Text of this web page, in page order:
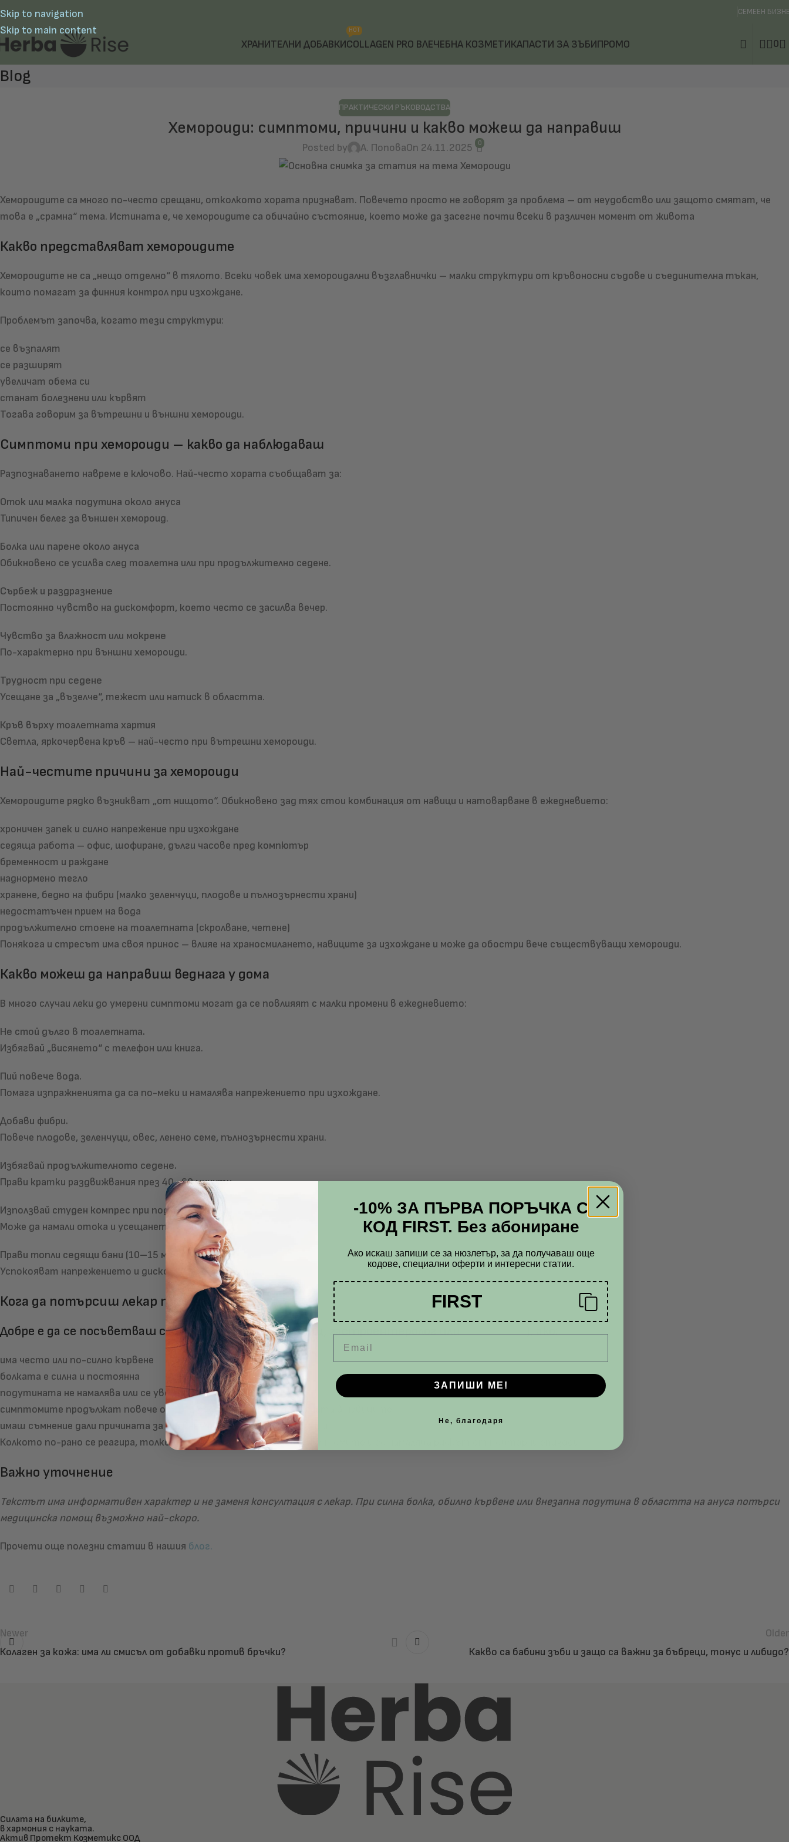
Skip to navigation
Skip to main content
СЕМЕЕН
ХРАНИТЕЛНИ ДОБАВКИCOLLAGEN PRO B
HOT
ЛЕЧЕБНА КОЗМЕТИКАПАСТИ ЗА ЗЪБИПРОМО 0
Blog
ПРАКТИЧЕСКИ РЪКОВОДСТВА
Хемороиди: симптоми, причини и какво можеш да направиш
Posted by А. ПоповаOn 24.11.2025 0
Хемороидите са много по-често срещани, отколкото хората признават. Повечето просто не говорят за проблема – от неудобство или защото смятат, че
това е „срамна“ тема. Истината е, че хемороидите са обичайно състояние, което може да засегне почти всеки в различен момент от живота
Какво представляват хемороидите
Хемороидите не са „нещо отделно“ в тялото. Всеки човек има хемороидални възглавнички – малки структури от кръвоносни съдове и съединителна тъкан,
които помагат за финния контрол при изхождане.
Проблемът започва, когато тези структури:
се възпалят
се разширят
увеличат обема си
станат болезнени или кървят
Тогава говорим за вътрешни и външни хемороиди.
Симптоми при хемороиди – какво да наблюдаваш
Разпознаването навреме е ключово. Най-често хората съобщават за:
Оток или малка подутина около ануса
Типичен белег за външен хемороид.
Болка или парене около ануса
Обикновено се усилва след тоалетна или при продължително седене.
Сърбеж и раздразнение
Постоянно чувство на дискомфорт, което често се засилва вечер.
Чувство за влажност или мокрене
По-характерно при външни хемороиди.
Трудност при седене
Усещане за „възелче“, тежест или натиск в областта.
Кръв върху тоалетната хартия
Светла, яркочервена кръв – най-често при вътрешни хемороиди.
Най-честите причини за хемороиди
Хемороидите рядко възникват „от нищото“. Обикновено зад тях стои комбинация от навици и натоварване в ежедневието:
хроничен запек и силно напрежение при изхождане
седяща работа – офис, шофиране, дълги часове пред компютър
бременност и раждане
наднормено тегло
хранене, бедно на фибри (малко зеленчуци, плодове и пълнозърнести храни)
недостатъчен прием на вода
продължително стоене на тоалетната (скролване, четене)
Понякога и стресът има своя принос – влияе на храносмилането, навиците за изхождане и може да обостри вече съществуващи хемороиди.
Какво можеш да направиш веднага у дома
В много случаи леки до умерени симптоми могат да се повлияят с малки промени в ежедневието:
Не стой дълго в тоалетната.
Избягвай „висянето“ с телефон или книга.
Пий повече вода.
Помага изпражненията да са по-меки и намалява напрежението при изхождане.
Добави фибри.
Повече плодове, зеленчуци, овес, ленено семе, пълнозърнести храни.
Избягвай продължителното седене.
Прави кратки раздвижвания през 40–60 минути.
Използвай студен компрес при подуване.
Може да намали отока и усещането за тежест.
Прави топли седящи бани (10–15 минути).
Успокояват напрежението и дискомфорта в зоната.
Кога да потърсиш лекар при хемороиди
Добре е да се посъветваш с лекар (общопрактикуващ, гастроентеролог илипроктолог), ако:
има често или по-силно кървене
болката е силна и постоянна
подутината не намалява или се увеличава
симптомите продължат повече от 1–2 седмици въпреки промяната в навиците
имаш съмнение дали причината за кървенето е наистина хемороиди
Колкото по-рано се реагира, толкова по-лесно се облекчават симптомите и се намалява рискът от повторни епизоди.
Важно уточнение
Текстът има информативен характер и не заменя консултация с лекар. При силна болка, обилно кървене или внезапна подутина в областта на ануса потърси
медицинска помощ възможно най-скоро.
Прочети още полезни статии в нашия блог.
Newer
Колаген за кожа: има ли смисъл от добавки против бръчки?
Older
Какво са бабини зъби и защо са важни за бъбреци, тонус и либидо?
Силата на билките,
в хармония с науката.
Актив Протект Козметикс ООД
-10% ЗА ПЪРВА ПОРЪЧКА С
КОД FIRST. Без абониране
Ако искаш запиши се за нюзлетър, за да получaваш още
кодове, специални оферти и интересни статии.
FIRST
ЗАПИШИ МЕ!
Не, благодаря